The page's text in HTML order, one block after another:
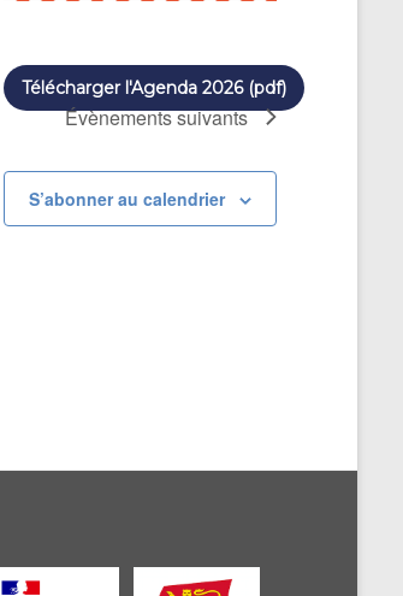
Télécharger l'Agenda 2026 (pdf)
Évènementssuivants
S’abonner au calendrier